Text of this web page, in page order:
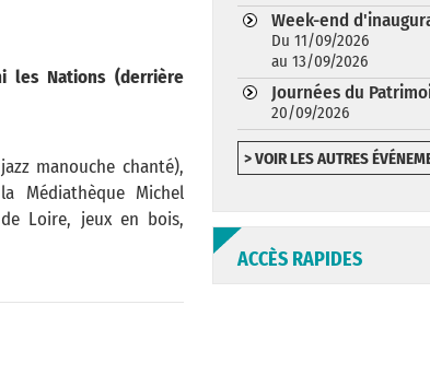
les Nations (derrière
manouche chanté),
Médiathèque Michel
Loire, jeux en bois,
Week-end
Du 11/09/2026
au 13/09/2026
Journées du
20/09/2026
> VOIR LES AUTRES
ACCÈS RAPIDES